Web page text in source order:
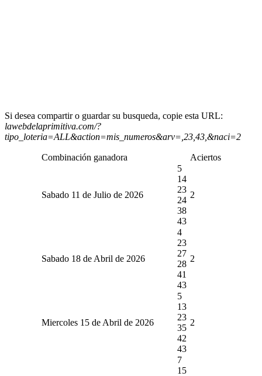
Si desea compartir o guardar su busqueda, copie esta URL:
lawebdelaprimitiva.com/?
tipo_loteria=ALL&action=mis_numeros&arv=,23,43,&naci=2
Combinación ganadora Aciertos
Sabado 11 de Julio de 2026
5
14
23
24
38
43
2
Sabado 18 de Abril de 2026
4
23
27
28
41
43
2
Miercoles 15 de Abril de 2026
5
13
23
35
42
43
2
7
15